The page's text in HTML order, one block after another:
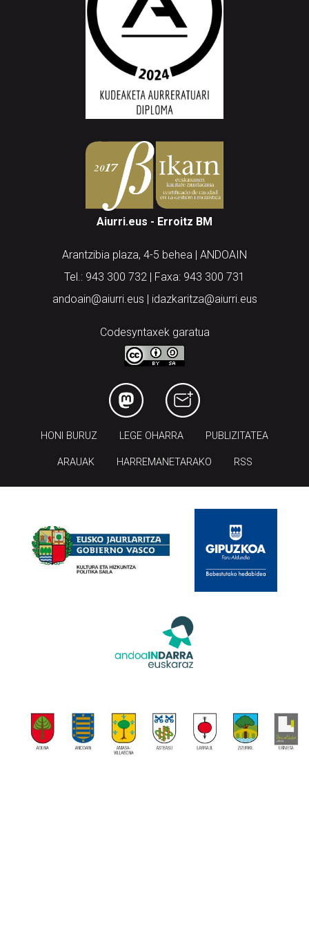
Aiurri.eus - Erroitz BM
Arantzibia plaza, 4-5 behea | ANDOAIN
Tel.: 943 300 732 | Faxa: 943 300 731
andoain@aiurri.eus | idazkaritza@aiurri.eus
Codesyntaxek garatua
HONI BURUZ LEGE OHARRA PUBLIZITATEA
ARAUAK HARREMANETARAKO RSS